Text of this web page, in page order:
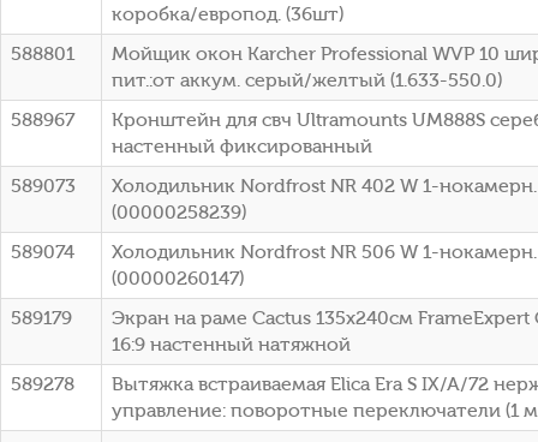
коробка/европод. (36шт)
588801
Мойщик окон Karcher Professional WVP 10
пит.:от аккум. серый/желтый (1.633-550.0)
588967
Кронштейн для свч Ultramounts UM888S
настенный фиксированный
589073
Холодильник Nordfrost NR 402 W 1-
(00000258239)
589074
Холодильник Nordfrost NR 506 W 1-
(00000260147)
589179
Экран на раме Cactus 135x240см FrameExpert
16:9 настенный натяжной
589278
Вытяжка встраиваемая Elica Era S IX/A/72
управление: поворотные переключатели (1